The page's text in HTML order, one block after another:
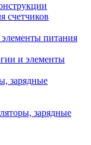
счетчиков
элементы питания
и элементы
зарядные
зарядные